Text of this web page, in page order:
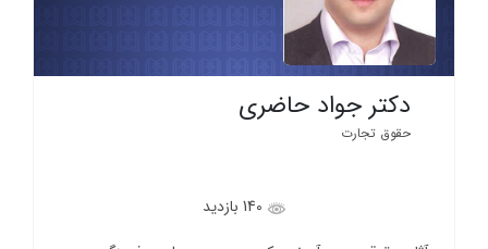
دکتر جواد حاضری
حقوق تجارت